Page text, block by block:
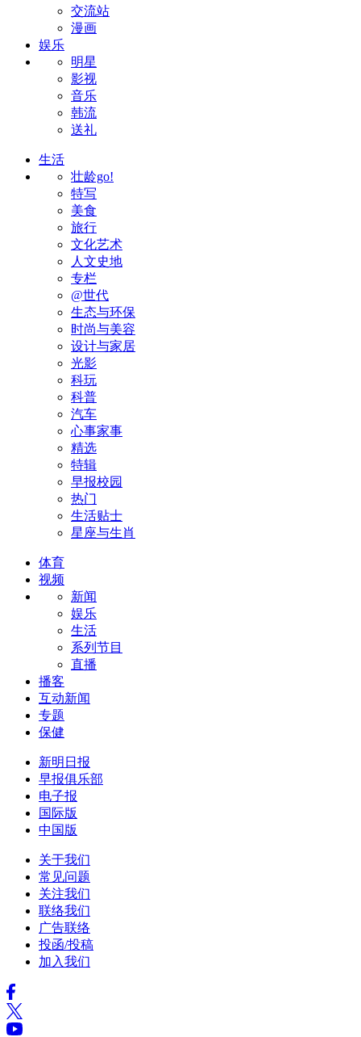
交流站
漫画
娱乐
明星
影视
音乐
韩流
送礼
生活
壮龄go!
特写
美食
旅行
文化艺术
人文史地
专栏
@世代
生态与环保
时尚与美容
设计与家居
光影
科玩
科普
汽车
心事家事
精选
特辑
早报校园
热门
生活贴士
星座与生肖
体育
视频
新闻
娱乐
生活
系列节目
直播
播客
互动新闻
专题
保健
新明日报
早报俱乐部
电子报
国际版
中国版
关于我们
常见问题
关注我们
联络我们
广告联络
投函/投稿
加入我们